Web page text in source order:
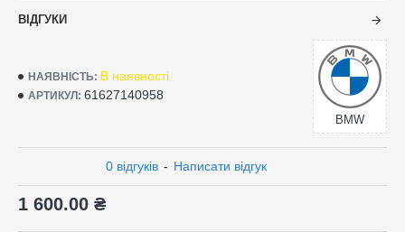
ВІДГУКИ
НАЯВНІСТЬ: В наявності
АРТИКУЛ: 61627140958
BMW
0 відгуків - Написати відгук
1 600.00 ₴